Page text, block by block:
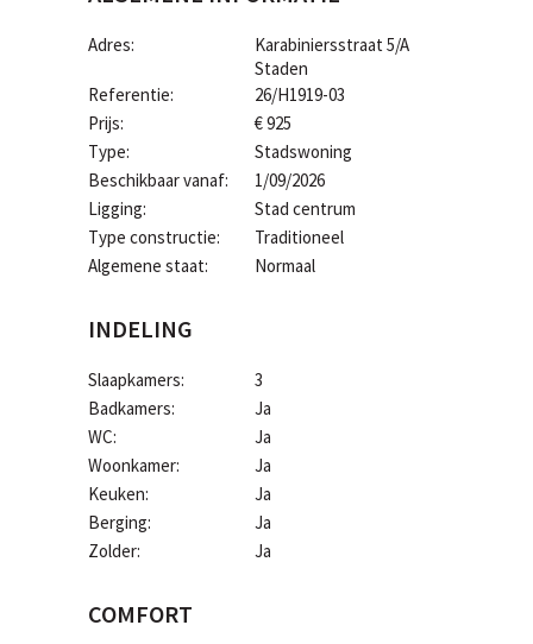
Adres:
Karabiniersstraat 5/A
Staden
Referentie:
26/H1919-03
Prijs:
€ 925
Type:
Stadswoning
Beschikbaar vanaf:
1/09/2026
Ligging:
Stad centrum
Type constructie:
Traditioneel
Algemene staat:
Normaal
INDELING
Slaapkamers:
3
Badkamers:
Ja
WC:
Ja
Woonkamer:
Ja
Keuken:
Ja
Berging:
Ja
Zolder:
Ja
COMFORT